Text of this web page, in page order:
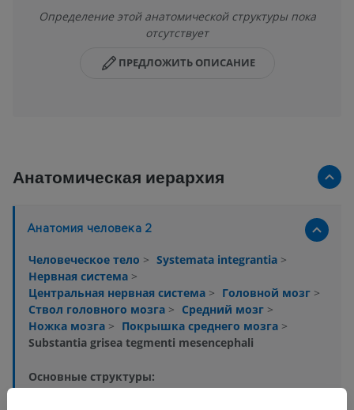
Определение этой анатомической структуры пока
отсутствует
ПРЕДЛОЖИТЬ ОПИСАНИЕ
Анатомическая иерархия
Анатомия человека 2
Человеческое тело > Systemata integrantia >
Нервная система >
Центральная нервная система > Головной мозг >
Ствол головного мозга > Средний мозг >
Ножка мозга > Покрышка среднего мозга >
Substantia grisea tegmenti mesencephali
Основные структуры:
Среднемозговое ядро тройничного нерва